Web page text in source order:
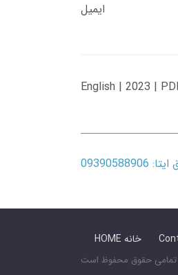
ایمیل
English | 2023 |
HOME خانه